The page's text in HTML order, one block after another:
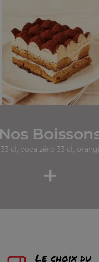
Nos
cl, coca zéro 33 cl,
+
Le choix du